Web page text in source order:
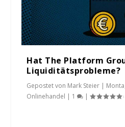
Hat The Platform
Liquiditätsprobleme?
Gepostet von Mark Steier |
Onlinehandel | 1 |